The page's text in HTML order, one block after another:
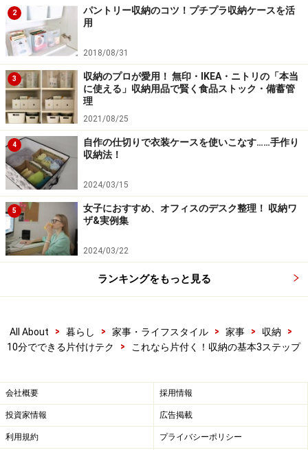
られるでしょう。 どうしても捨てられないときには、
「捨てコツ」
で決断力をつけましょう。
作業を再開するときには、次の項目以後を参考にしてく
ださい。
※記事内容は執筆時点のものです。最新の内容をご確認くださ
い。
2
パントリー収納のコツ！プチプラ収納ケースを活
用
2018/08/31
3
収納のプロが愛用！ 無印・IKEA・ニトリの「本当
に使える」収納用品で賢く食品ストック・備蓄管
理
2021/08/25
4
自作の仕切りで衣装ケースを使いこなす……手作り
収納法！
2024/03/15
5
女子におすすめ、オフィスのデスク整理！ 収納ワ
ザ&実例集
2024/03/22
ランキングをもっと見る
All About > 暮らし > 家事・ライフスタイル > 家事 > 収納
>
10分でできる片付けテク
> これなら片付く！収納の基本3ステップ
会社概要 採用情報
投資家情報 広告掲載
利用規約 プライバシーポリシー